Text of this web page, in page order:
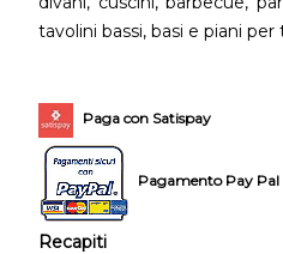
tavolini bassi, basi e piani per
Paga con Satispay
Pagamento Pay Pal
Recapiti